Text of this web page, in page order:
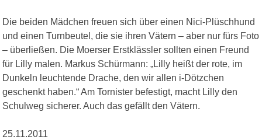
Die beiden Mädchen freuen sich über einen Nici-Plüschhund
und einen Turnbeutel, die sie ihren Vätern – aber nur fürs Foto
– überließen. Die Moerser Erstklässler sollten einen Freund
für Lilly malen. Markus Schürmann: „Lilly heißt der rote, im
Dunkeln leuchtende Drache, den wir allen i-Dötzchen
geschenkt haben.“ Am Tornister befestigt, macht Lilly den
Schulweg sicherer. Auch das gefällt den Vätern.
25.11.2011